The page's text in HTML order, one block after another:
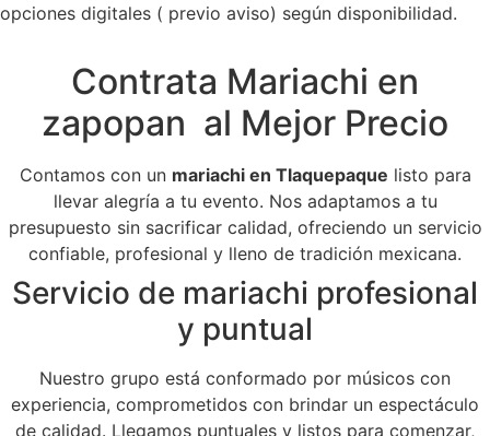
opciones digitales ( previo aviso) según disponibilidad.
Contrata Mariachi en
zapopan al Mejor Precio
Contamos con un mariachi en Tlaquepaque listo para
llevar alegría a tu evento. Nos adaptamos a tu
presupuesto sin sacrificar calidad, ofreciendo un servicio
confiable, profesional y lleno de tradición mexicana.
Servicio de mariachi profesional
y puntual
Nuestro grupo está conformado por músicos con
experiencia, comprometidos con brindar un espectáculo
de calidad. Llegamos puntuales y listos para comenzar,